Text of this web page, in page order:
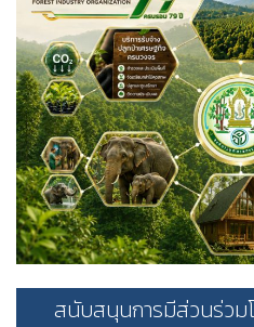
สนับสนุนการมีส่วนร่วม